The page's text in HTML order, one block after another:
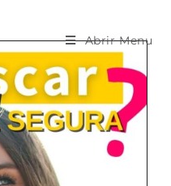
Abrir Menu